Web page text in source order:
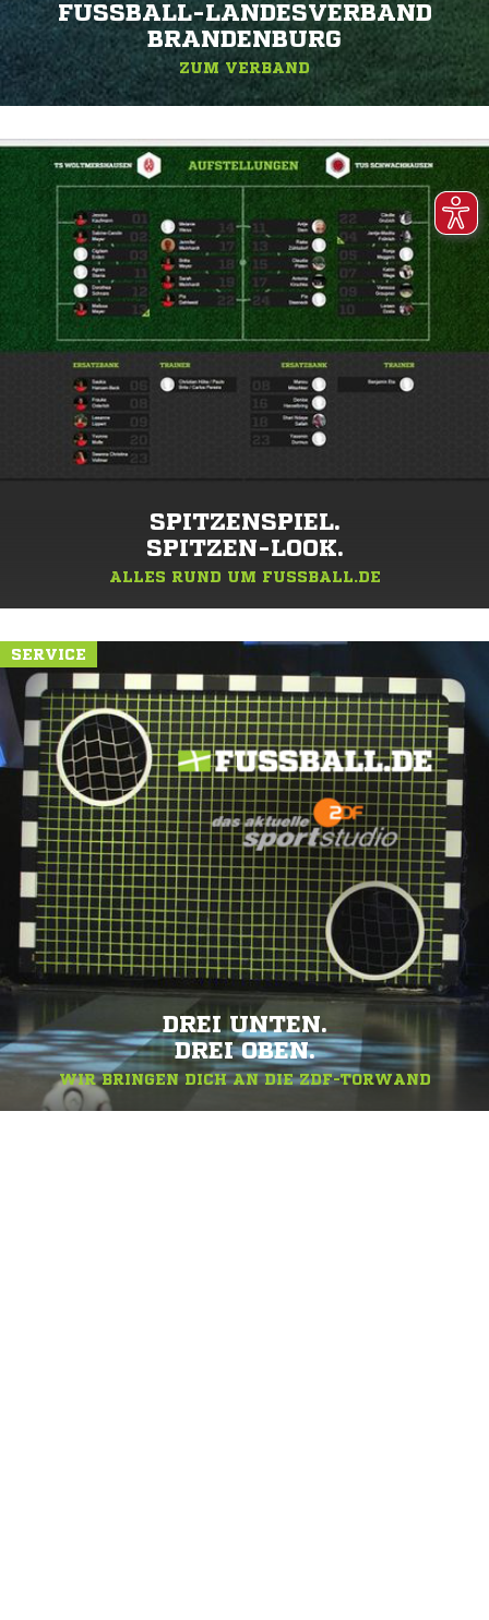
FUSSBALL-LANDESVERBAND B
RANDENBURG
ZUM VERBAND
SPITZENSPIEL.
SPITZEN-LOOK.
ALLES RUND UM FUSSBALL.DE
SERVICE
DREI UNTEN.
DREI OBEN.
WIR BRINGEN DICH AN DIE ZDF-TORWAND